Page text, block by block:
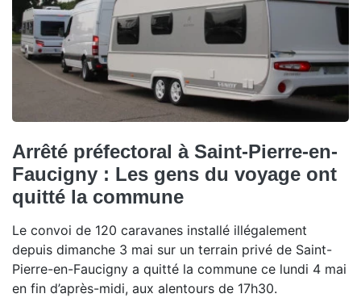
Arrêté préfectoral à Saint-Pierre-en-
Faucigny : Les gens du voyage ont
quitté la commune
Le convoi de 120 caravanes installé illégalement
depuis dimanche 3 mai sur un terrain privé de Saint-
Pierre-en-Faucigny a quitté la commune ce lundi 4 mai
en fin d’après-midi, aux alentours de 17h30.